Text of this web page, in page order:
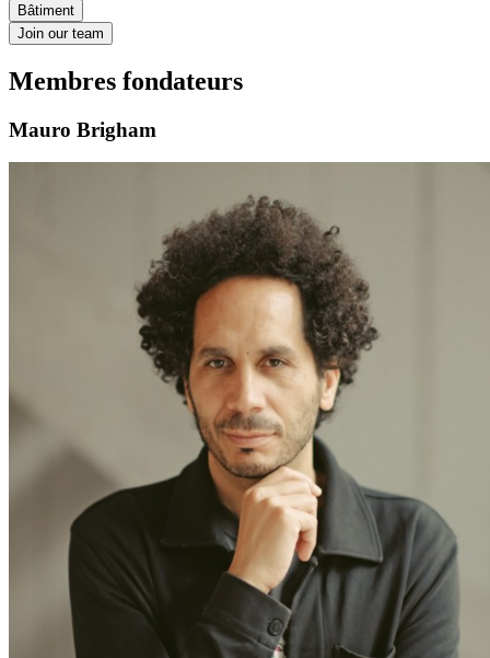
Bâtiment
Join our team
Membres fondateurs
Mauro Brigham